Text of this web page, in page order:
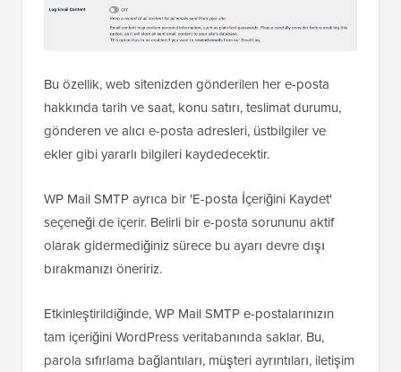
Bu özellik, web sitenizden gönderilen her e-posta
hakkında tarih ve saat, konu satırı, teslimat durumu,
gönderen ve alıcı e-posta adresleri, üstbilgiler ve
ekler gibi yararlı bilgileri kaydedecektir.
WP Mail SMTP ayrıca bir 'E-posta İçeriğini Kaydet'
seçeneği de içerir. Belirli bir e-posta sorununu aktif
olarak gidermediğiniz sürece bu ayarı devre dışı
bırakmanızı öneririz.
Etkinleştirildiğinde, WP Mail SMTP e-postalarınızın
tam içeriğini WordPress veritabanında saklar. Bu,
parola sıfırlama bağlantıları, müşteri ayrıntıları, iletişim